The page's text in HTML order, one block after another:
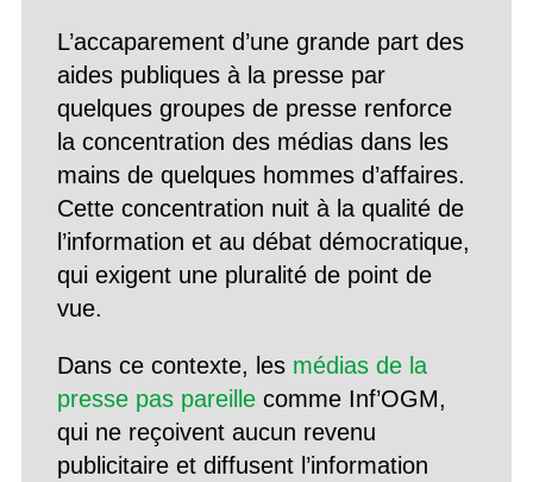
L’accaparement d’une grande part des
aides publiques à la presse par
quelques groupes de presse renforce
la concentration des médias dans les
mains de quelques hommes d’affaires.
Cette concentration nuit à la qualité de
l’information et au débat démocratique,
qui exigent une pluralité de point de
vue.
Dans ce contexte, les médias de la
presse pas pareillecomme Inf’OGM,
qui ne reçoivent aucun revenu
publicitaire et diffusent l’information